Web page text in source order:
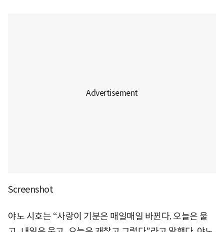
Screenshot
야노 시호는 “사랑이 기분은 매일매일 바뀐다. 오늘은 울